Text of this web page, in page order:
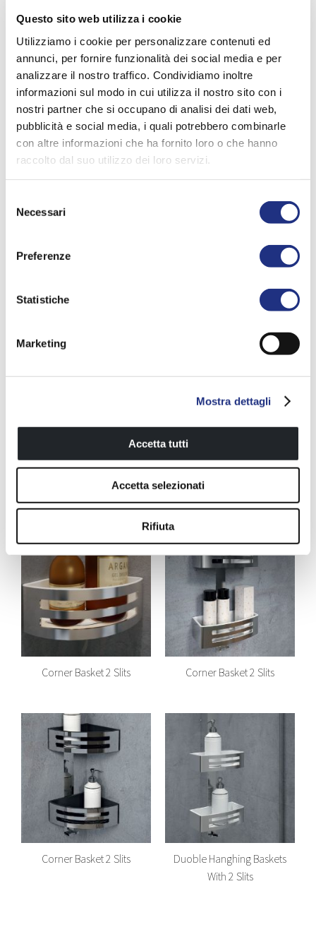
Questo sito web utilizza i cookie
Utilizziamo i cookie per personalizzare contenuti ed
annunci, per fornire funzionalità dei social media e per
analizzare il nostro traffico. Condividiamo inoltre
informazioni sul modo in cui utilizza il nostro sito con i
nostri partner che si occupano di analisi dei dati web,
pubblicità e social media, i quali potrebbero combinarle
con altre informazioni che ha fornito loro o che hanno
raccolto dal suo utilizzo dei loro servizi.
delNecessari
Preferenze
Statistiche
Marketing
Mostra dettagli
Accetta tutti
Accetta selezionati
Rifiuta
Double Hanging Basket Handle With Basket
the perfect complements to all
our bathrooms.
Basket 2 Slits
Corner Basket 2 Slits Corner Basket 2 Slits
Corner Basket 2 Slits
Duoble Hanghing Baskets
With 2 Slits